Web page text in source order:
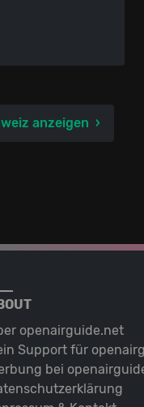
anzeigen
openairguide.net
Support für
bei